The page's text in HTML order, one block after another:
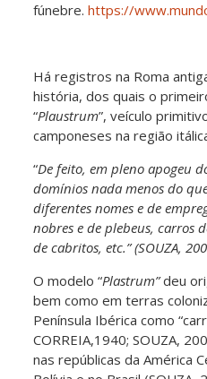
fúnebre. https://
Há registros na Roma
história, dos quais o
“Plaustrum”, veículo
camponeses na região
“De feito, em pleno apogeu
domínios nada menos do
diferentes nomes e de
nobres e de plebeus, carros
de cabritos, etc.” (SOUZA,
O modelo “Plastrum”deu
bem como em terras
Península Ibérica como
CORREIA,1940; SOUZA,
nas repúblicas da América